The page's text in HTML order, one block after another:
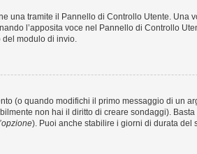
una tramite il Pannello di Controllo Utente. Una
l’apposita voce nel Pannello di Controllo
del modulo di invio.
(o quando modifichi il primo messaggio di un
non hai il diritto di creare sondaggi).
). Puoi anche stabilire i giorni di durata del